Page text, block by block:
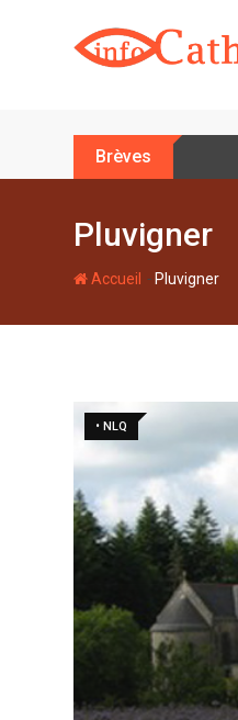
t
Brèves
Pluvigner
Accueil - Pluvigner
• NLQ